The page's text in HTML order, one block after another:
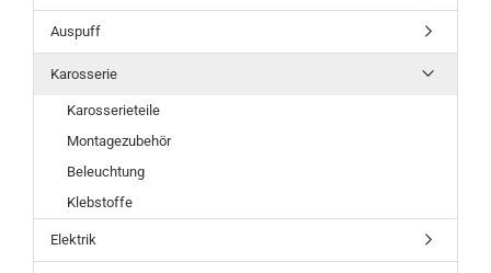
Auspuff
Karosserie
Karosserieteile
Montagezubehör
Beleuchtung
Klebstoffe
Elektrik